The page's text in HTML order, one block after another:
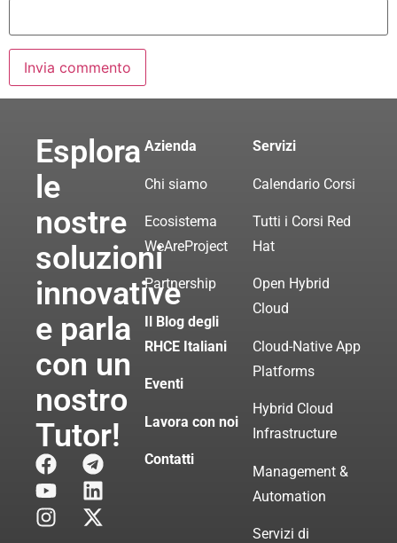
Esplora
le
nostre
soluzioni
innovative
e parla
con un
nostro
Tutor!
Azienda
Chi siamo
Ecosistema
WeAreProject
Partnership
Il Blog degli
RHCE Italiani
Eventi
Lavora con noi
Contatti
Servizi
Calendario Corsi
Tutti i Corsi Red
Hat
Open Hybrid
Cloud
Cloud-Native App
Platforms
Hybrid Cloud
Infrastructure
Management &
Automation
Servizi di